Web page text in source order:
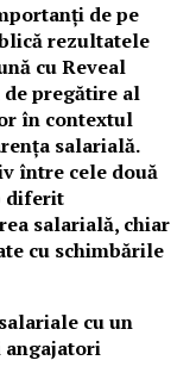
de pe
rezultatele
cu Reveal
pregătire al
în contextul
salarială.
între cele două
diferit
salarială, chiar
cu schimbările
cu un
angajatori